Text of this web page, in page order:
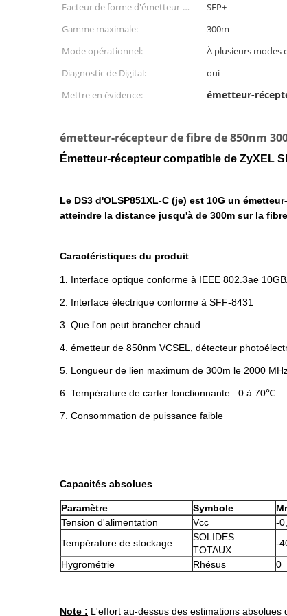
Facteur de forme d'émetteur-
récepteur:
SFP+
Gamme maximale:
300m
Mode opérationnel:
À plusieurs modes
Diagnostic de Digital:
oui
Mettre en évidence:
émetteur-
émetteur-récepteur de fibre de 850nm
Émetteur-récepteur compatible de ZyXEL
Le DS3 d'OLSP851XL-C (je) est 10G un
atteindre la distance jusqu'à de 300m sur la
Caractéristiques du produit
1. Interface optique conforme à IEEE 802.3ae
2. Interface électrique conforme à SFF-8431
3. Que l'on peut brancher chaud
4. émetteur de 850nm VCSEL, détecteur
5. Longueur de lien maximum de 300m le 2000
6. Température de carter fonctionnante : 0 à 70℃
7. Consommation de puissance faible
Capacités absolues
Paramètre Symbole
Tension d'alimentation
Vcc -
Température de stockage
SOLIDES
TOTAUX
-
Hygrométrie
Rhésus 0
Note : L'effort au-dessus des estimations